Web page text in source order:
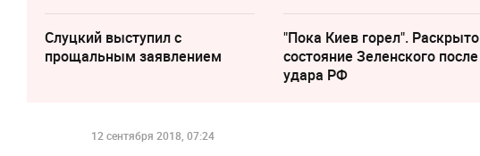
Слуцкий выступил с
прощальным заявлением
"Пока Киев горел". Раскрыто
состояние Зеленского после
удара РФ
12 сентября 2018, 07:24